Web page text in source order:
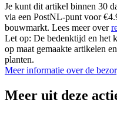
Je kunt dit artikel binnen 30
via een PostNL-punt voor
bouwmarkt. Lees meer over
Let op: De bedenktijd en het
op maat gemaakte artikelen
planten.
Meer informatie over de
Meer uit deze